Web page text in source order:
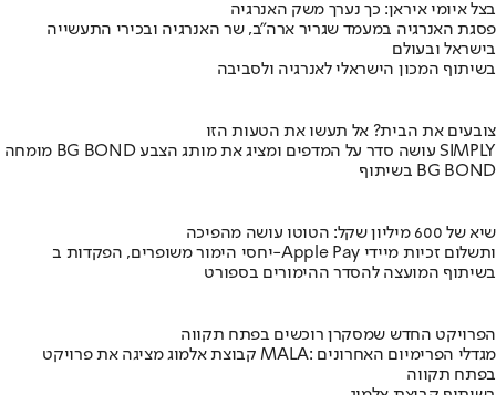
בצל איומי איראן: כך נערך משק האנרגיה
פסגת האנרגיה במעמד שגריר ארה"ב, שר האנרגיה ובכירי התעשייה
בישראל ובעולם
בשיתוף המכון הישראלי לאנרגיה ולסביבה
צובעים את הבית? אל תעשו את הטעות הזו
מומחה BG BOND עושה סדר על המדפים ומציג את מותג הצבע SIMPLY
בשיתוף BG BOND
שיא של 600 מיליון שקל: הטוטו עושה מהפיכה
יחסי הימור משופרים, הפקדות ב-Apple Pay ותשלום זכיות מיידי
בשיתוף המועצה להסדר ההימורים בספורט
הפרויקט החדש שמסקרן רוכשים בפתח תקווה
קבוצת אלמוג מציגה את פרויקט MALA: מגדלי הפרימיום האחרונים
בפתח תקווה